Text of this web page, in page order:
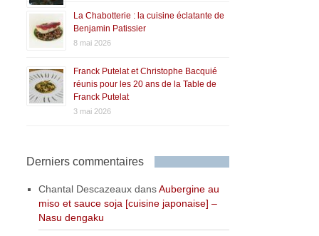
La Chabotterie : la cuisine éclatante de
Benjamin Patissier
8 mai 2026
Franck Putelat et Christophe Bacquié
réunis pour les 20 ans de la Table de
Franck Putelat
3 mai 2026
Derniers commentaires
Chantal Descazeaux dansAubergine au
miso et sauce soja [cuisine japonaise] –
Nasu dengaku